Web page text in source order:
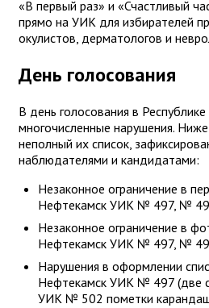
«В первый раз» и «Счастливый
прямо на УИК для избирателей
окулистов, дерматологов и
День голосования
В день голосования в
многочисленные нарушения.
неполный их список,
наблюдателями и кандидатами:
Незаконное ограничение в
Нефтекамск УИК № 497, №
Незаконное ограничение в
Нефтекамск УИК № 497, №
Нарушения в оформлении
Нефтекамск УИК № 497 (две
УИК № 502 пометки